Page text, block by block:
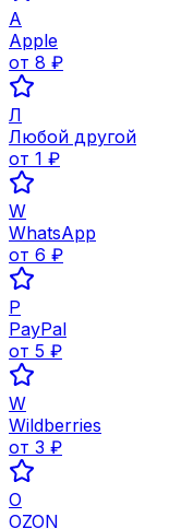
A
Apple
от 8 ₽
Л
Любой другой
от 1 ₽
W
WhatsApp
от 6 ₽
P
PayPal
от 5 ₽
W
Wildberries
от 3 ₽
O
OZON